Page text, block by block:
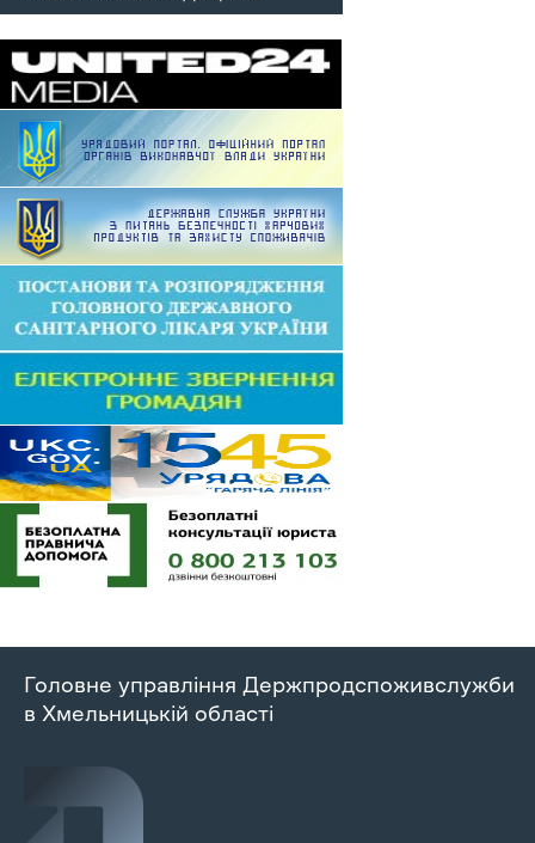
Головне управління Держпродспоживслужби
в Хмельницькій області